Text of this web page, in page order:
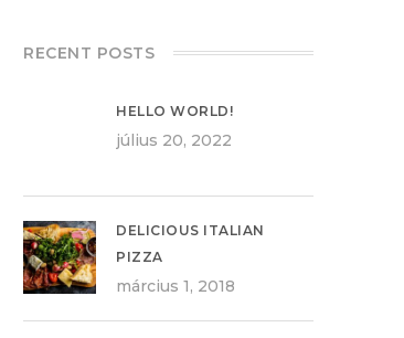
RECENT POSTS
HELLO WORLD!
július 20, 2022
DELICIOUS ITALIAN
PIZZA
március 1, 2018